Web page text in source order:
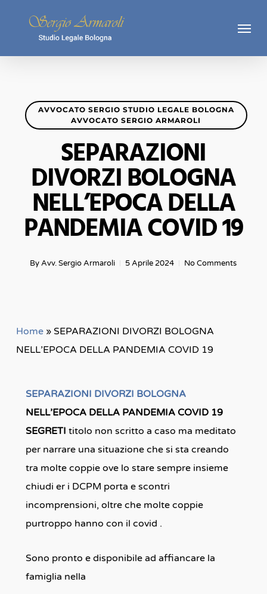
Menu
AVVOCATO SERGIO STUDIO LEGALE BOLOGNA
AVVOCATO SERGIO ARMAROLI
SEPARAZIONI
DIVORZI BOLOGNA
NELL’EPOCA DELLA
PANDEMIA COVID 19
By Avv. Sergio Armaroli 5 Aprile 2024 No Comments
Home» SEPARAZIONI DIVORZI BOLOGNA
NELL’EPOCA DELLA PANDEMIA COVID 19
SEPARAZIONI DIVORZI BOLOGNA
NELL’EPOCA DELLA PANDEMIA COVID 19
SEGRETI titolo non scritto a caso ma meditato
per narrare una situazione che si sta creando
tra molte coppie ove lo stare sempre insieme
chiudi er i DCPM porta e scontri
incomprensioni, oltre che molte coppie
purtroppo hanno con il covid .
Sono pronto e disponibile ad affiancare la
famiglia nella